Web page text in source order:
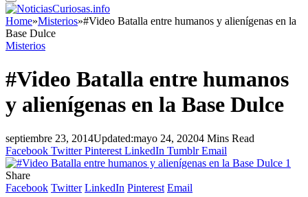
Home»Misterios»#Video Batalla entre humanos y alienígenas en la
Base Dulce
Misterios
#Video Batalla entre humanos
y alienígenas en la Base Dulce
septiembre 23, 2014Updated:mayo 24, 20204 Mins Read
Facebook Twitter Pinterest LinkedIn Tumblr Email
Share
Facebook Twitter LinkedIn Pinterest Email